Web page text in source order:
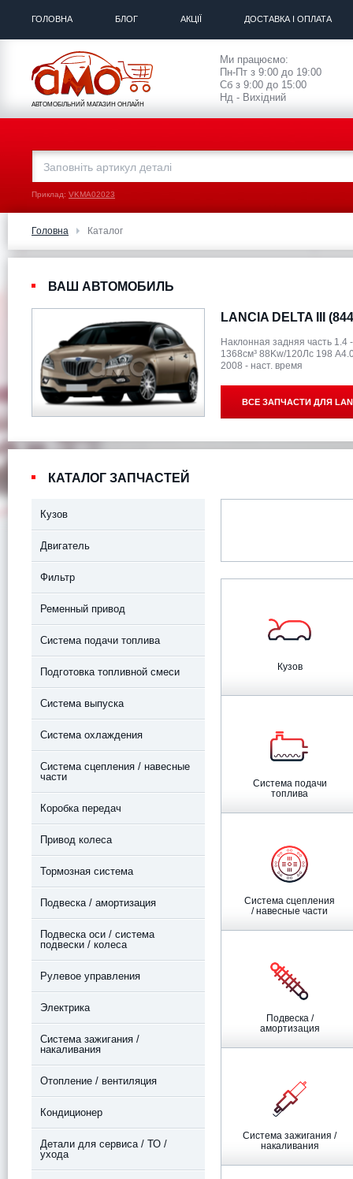
ГОЛОВНА БЛОГ АКЦІЇ ДОСТАВКА І ОПЛАТА
АВТОМОБІЛЬНИЙ МАГАЗИН ОНЛАЙН
Ми працюємо:
Пн-Пт з 9:00 до 19:00
Сб з 9:00 до 15:00
Нд - Вихідний
Приклад: VKMA02023
Головна Каталог
ВАШ АВТОМОБИЛЬ
LANCIA DELTA III
Наклонная задняя часть
1368см³ 88Kw/120Лс 198
2008 - наст. время
ВСЕ ЗАПЧАСТИ ДЛЯ
КАТАЛОГ ЗАПЧАСТЕЙ
Кузов
Двигатель
Фильтр
Ременный привод
Система подачи топлива
Подготовка топливной смеси
Система выпуска
Система охлаждения
Система сцепления / навесные
части
Коробка передач
Привод колеса
Тормозная система
Подвеска / амортизация
Подвеска оси / система
подвески / колеса
Рулевое управления
Электрика
Система зажигания /
накаливания
Отопление / вентиляция
Кондиционер
Детали для сервиса / ТО /
ухода
Кузов
Система подачи
топлива
Система сцепления
/ навесные части
Подвеска /
амортизация
Система зажигания /
накаливания